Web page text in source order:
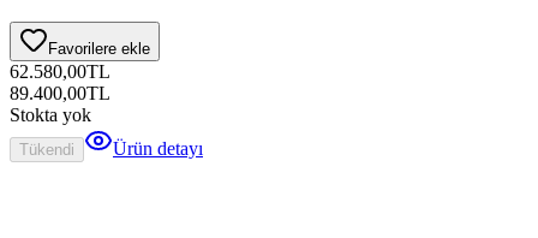
Favorilere ekle
62.580,00TL
89.400,00TL
Stokta yok
Tükendi Ürün detayı